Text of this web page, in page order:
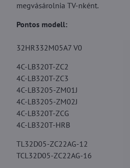
megvásárolnia TV-nként.
Pontos modell:
32HR332M05A7 V0
4C-LB320T-ZC2
4C-LB320T-ZC3
4C-LB3205-ZM01J
4C-LB3205-ZM02J
4C-LB320T-ZCG
4C-LB320T-HRB
TL32D05-ZC22AG-12
TCL32D05-ZC22AG-16